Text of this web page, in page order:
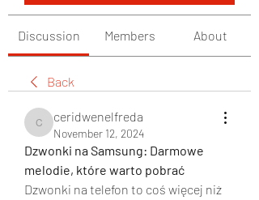
Discussion Members About
Back
ceridwenelfreda
ceridwenelfreda
November 12, 2024
Dzwonki na Samsung: Darmowe
melodie, które warto pobrać
Dzwonki na telefon to coś więcej niż